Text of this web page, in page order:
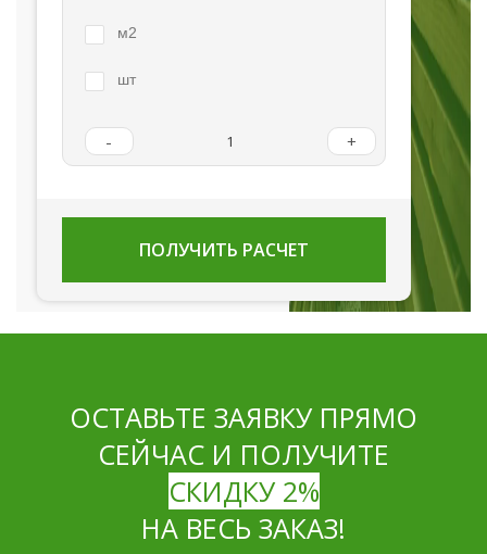
м2
шт
- +
ПОЛУЧИТЬ РАСЧЕТ
ОСТАВЬТЕ ЗАЯВКУ ПРЯМО
СЕЙЧАС И ПОЛУЧИТЕ
СКИДКУ 2%
НА ВЕСЬ ЗАКАЗ!